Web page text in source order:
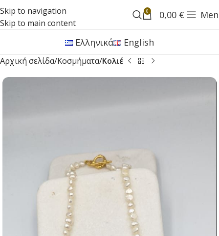
Skip to navigation
Skip to main content
0 0,00 €
Ελληνικά English
Αρχική σελίδα Κοσμήματα Κολιέ